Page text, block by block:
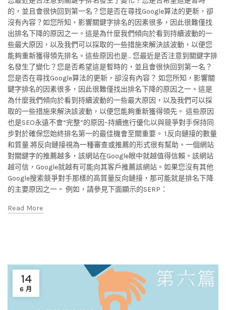
的，並且會很快回到第一名？您是否在尋找Google算法的更新，卻
沒有內容？如您所知，影響關鍵字排名的因素很多，因此很難僅找
出排名下降的原因之一。這是為什麼我們傾向於看到持續波動的一
些最大原因，以及我們可以採取的一些措施來解決該波動，以便您
能夠重新獲得領先排名。這些原因也是… 您最近是否注意到關鍵字排
名發生了變化？您是否希望這是暫時的，並且會很快回到第一名？
您是否在尋找Google算法的更新，卻沒有內容？ 如您所知，影響關
鍵字排名的因素很多，因此很難僅找出排名下降的原因之一。這是
為什麼我們傾向於看到持續波動的一些最大原因，以及我們可以採
取的一些措施來解決該波動，以便您能夠重新獲得領先。 這些原因
也是SEO永遠不會“完整”的原因–持續進行優化以與競爭對手保持同
步對於確保您始終排名第一的最佳機會至關重要。 1.反向鏈接的數量
和質量 將反向鏈接視為一種審查或推薦的形式很有幫助。一個網站
對關鍵字的推薦越多，該網站在Google眼中就越值得信賴。該網站
越可信，Google就越有可能向其客戶推薦該網站。如果您沒有其他
Google搜索競爭對手那樣的高質量反向鏈接，那可能就是排名下降
的主要原因之一。 例如，請參見下面顯示的SERP：
Read More
14
6 月